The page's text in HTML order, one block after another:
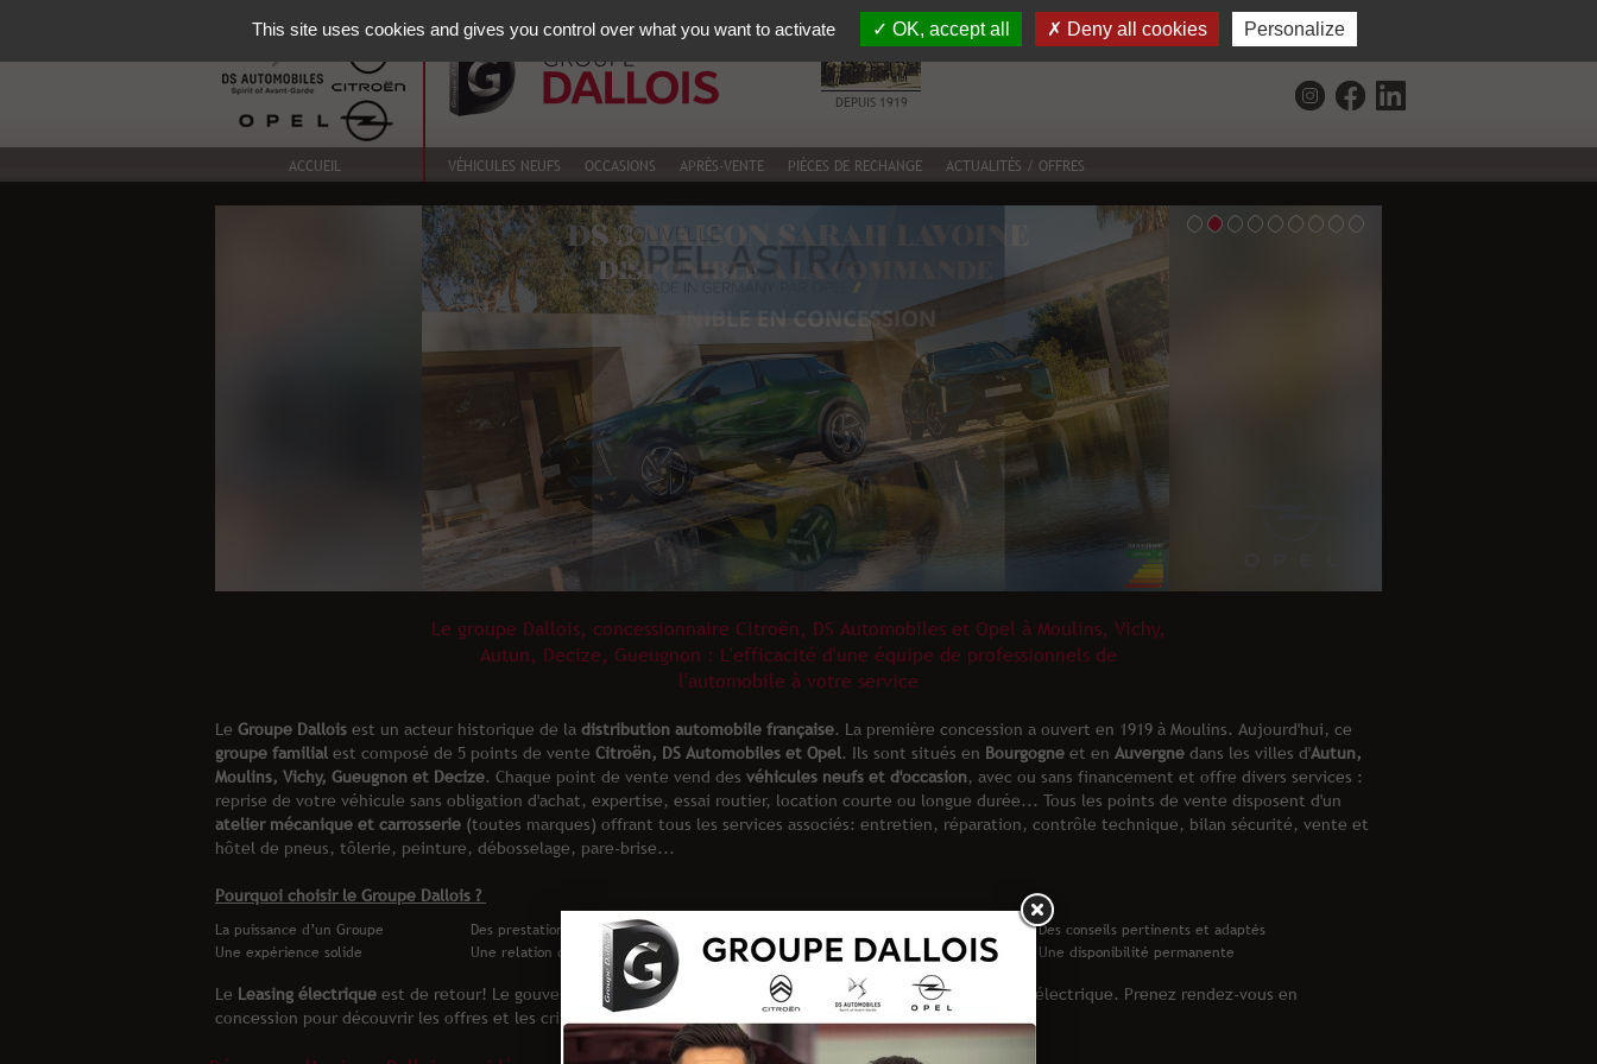
DEPUIS 1919
ACCUEIL
NOS CONCESSIONS
MOULINS
VICHY AUTUN DECIZE GUEUGNON
VÉHICULES NEUFS OCCASIONS APRÈS-VENTE PIÈCES DE RECHANGE ACTUALITÉS / OFFRES
Le groupe Dallois, concessionnaire Citroën, DS Automobiles et Opel à Moulins, Vichy,
Autun, Decize, Gueugnon : L'efficacité d'une équipe de professionnels de
l'automobile à votre service
Le Groupe Dallois est un acteur historique de la distribution automobile française. La première concession a ouvert en 1919 à Moulins. Aujourd'hui, ce
groupe familial est composé de 5 points de vente Citroën, DS Automobiles et Opel. Ils sont situés en Bourgogne et en Auvergne dans les villes d'Autun,
Moulins, Vichy, Gueugnon et Decize. Chaque point de vente vend des véhicules neufs et d'occasion, avec ou sans financement et offre divers services :
reprise de votre véhicule sans obligation d'achat, expertise, essai routier, location courte ou longue durée... Tous les points de vente disposent d'un
atelier mécanique et carrosserie (toutes marques) offrant tous les services associés: entretien, réparation, contrôle technique, bilan sécurité, vente et
hôtel de pneus, tôlerie, peinture, débosselage, pare-brise...
Pourquoi choisir le Groupe Dallois ?
La puissance d’un Groupe
Une expérience solide
Des prestations de qualité
Une relation de confiance
La performance d’une équipe
Des conseils pertinents et adaptés
Une disponibilité permanente
Le Leasing électrique est de retour! Le gouvernement relance son dispositif d'aide à la location de véhicule électrique. Prenez rendez-vous en
concession pour découvrir les offres et les critères d'éligibilité.
This site uses cookies and gives you control over what you want to activate OK, accept all Deny all cookies Personalize